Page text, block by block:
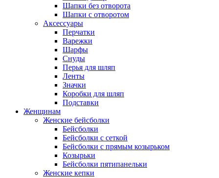
Шапки без отворота
Шапки с отворотом
Аксессуары
Перчатки
Варежки
Шарфы
Снуды
Перья для шляп
Ленты
Значки
Коробки для шляп
Подставки
Женщинам
Женские бейсболки
Бейсболки
Бейсболки с сеткой
Бейсболки с прямым козырьком
Козырьки
Бейсболки пятипанельки
Женские кепки